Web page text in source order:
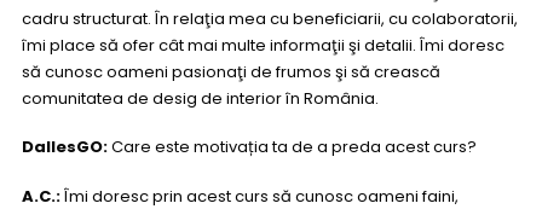
cadru structurat. În relaţia mea cu beneficiarii, cu colaboratorii,
îmi place să ofer cât mai multe informaţii şi detalii. Îmi doresc
să cunosc oameni pasionaţi de frumos şi să crească
comunitatea de desig de interior în România.
DallesGO:Care este motivația ta de a preda acest curs?
A.C.:Îmi doresc prin acest curs să cunosc oameni faini,